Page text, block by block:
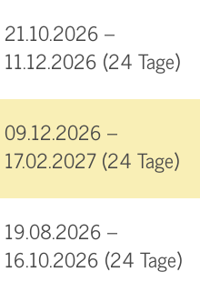
21.10.2026 –
11.12.2026 (24 Tage)
09.12.2026 –
17.02.2027 (24 Tage)
19.08.2026 –
16.10.2026 (24 Tage)